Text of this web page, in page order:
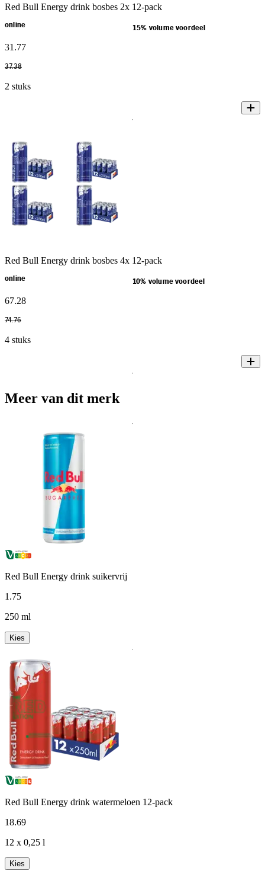
Red Bull Energy drink bosbes 2x 12-pack
online 15% volume voordeel
31 .77
37.38
2 stuks
Red Bull Energy drink bosbes 4x 12-pack
online 10% volume voordeel
67.28
74.76
4 stuks
Meer van dit merk
Red Bull Energy drink suikervrij
1 .75
250 ml
Kies
Red Bull Energy drink watermeloen 12-pack
18.69
12 x 0,25 l
Kies